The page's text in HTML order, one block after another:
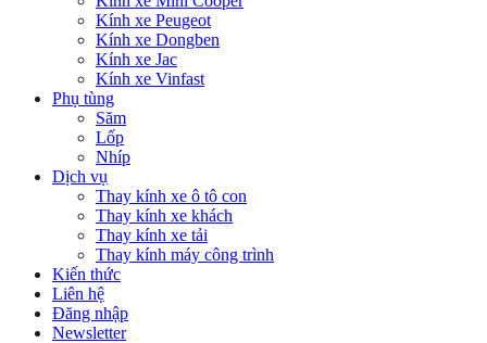
Kính xe Peugeot
Kính xe Dongben
Kính xe Jac
Kính xe Vinfast
Phụ tùng
Săm
Lốp
Nhíp
Dịch vụ
Thay kính xe ô tô con
Thay kính xe khách
Thay kính xe tải
Thay kính máy công trình
Kiến thức
Liên hệ
Đăng nhập
Newsletter